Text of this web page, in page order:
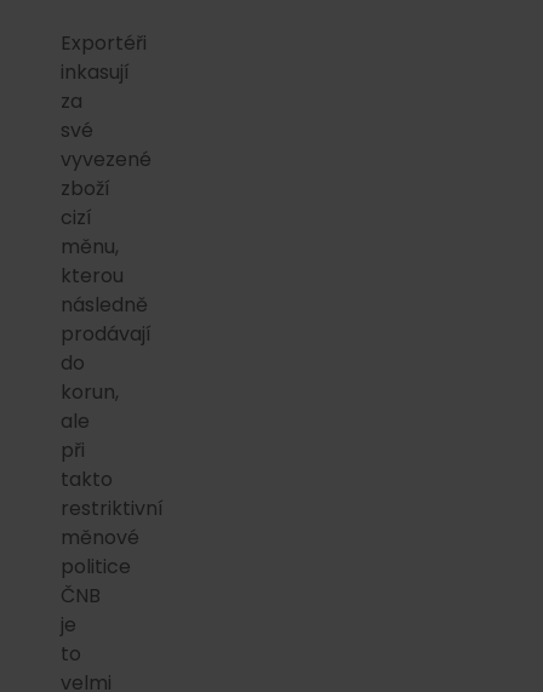
Exportéři
inkasují
za
své
vyvezené
zboží
cizí
měnu,
kterou
následně
prodávají
do
korun,
ale
při
takto
restriktivní
měnové
politice
ČNB
je
to
velmi